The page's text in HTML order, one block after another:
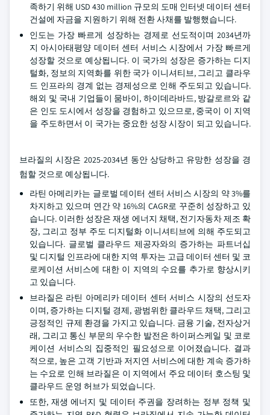
족하기 위해 USD 430 million 규모의 도매 인터넷 데이터 센터
건설에 자금을 지원하기 위해 전환 사채를 발행했습니다.
인도는 가장 빠르게 성장하는 경제로 선도적이며 2034년까
지 아시아태평양 데이터 센터 서비스 시장에서 가장 빠르게
성장할 것으로 예상됩니다. 이 국가의 성장은 증가하는 디지
털화, 정보의 지역화를 위한 국가 이니셔티브, 그리고 클라우
드 인프라의 경계 없는 경제성으로 인해 주도되고 있습니다.
해외 및 국내 기업들이 뭄바이, 하이데라바드, 방갈로르와 같
은 인도 도시에서 성장을 경험하고 있으므로, 중국이 이 지역
을 주도하면서 이 국가는 중요한 성장 시장이 되고 있습니다.
브라질의 시장은 2025-2034년 동안 상당하고 유망한 성장을 경
험할 것으로 예상됩니다.
라틴 아메리카는 글로벌 데이터 센터 서비스 시장의 약 3%를
차지하고 있으며 연간 약 16%의 CAGR로 꾸준히 성장하고 있
습니다. 이러한 성장은 재생 에너지 채택, 전기자동차 제조 확
장, 그리고 정부 주도 디지털화 이니셔티브에 의해 주도되고
있습니다. 글로벌 클라우드 제공자와의 증가하는 파트너십
및 디지털 인프라에 대한 지역 투자는 고급 데이터 센터 및 코
로케이션 서비스에 대한 이 지역의 수요를 추가로 향상시키
고 있습니다.
브라질은 라틴 아메리카 데이터 센터 서비스 시장의 선도자
이며, 증가하는 디지털 경제, 광범위한 클라우드 채택, 그리고
긍정적인 규제 환경을 가지고 있습니다. 금융 기술, 전자상거
래, 그리고 통신 부문의 우수한 발전은 하이퍼스케일 및 코로
케이션 서비스의 집중적인 필요성으로 이어졌습니다. 결과
적으로, 높은 고객 기반과 저지연 서비스에 대한 계속 증가하
는 수요로 인해 브라질은 이 지역에서 주요 데이터 호스팅 및
클라우드 운영 허브가 되었습니다.
또한, 재생 에너지 및 데이터 주권을 장려하는 정부 정책 및